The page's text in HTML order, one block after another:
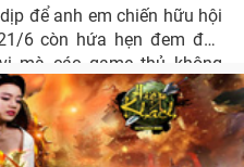
để anh em chiến hữu hội
6 còn hứa hẹn đem đến
mà các game thủ không